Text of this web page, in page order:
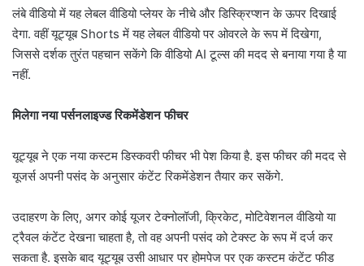
लंबे वीडियो में यह लेबल वीडियो प्लेयर के नीचे और डिस्क्रिप्शन के ऊपर दिखाई
देगा. वहीं यूट्यूब Shorts में यह लेबल वीडियो पर ओवरले के रूप में दिखेगा,
जिससे दर्शक तुरंत पहचान सकेंगे कि वीडियो AI टूल्स की मदद से बनाया गया है या
नहीं.
मिलेगा नया पर्सनलाइज्ड रिकमेंडेशन फीचर
यूट्यूब ने एक नया कस्टम डिस्कवरी फीचर भी पेश किया है. इस फीचर की मदद से
यूजर्स अपनी पसंद के अनुसार कंटेंट रिकमेंडेशन तैयार कर सकेंगे.
उदाहरण के लिए, अगर कोई यूजर टेक्नोलॉजी, क्रिकेट, मोटिवेशनल वीडियो या
ट्रैवल कंटेंट देखना चाहता है, तो वह अपनी पसंद को टेक्स्ट के रूप में दर्ज कर
सकता है. इसके बाद यूट्यूब उसी आधार पर होमपेज पर एक कस्टम कंटेंट फीड